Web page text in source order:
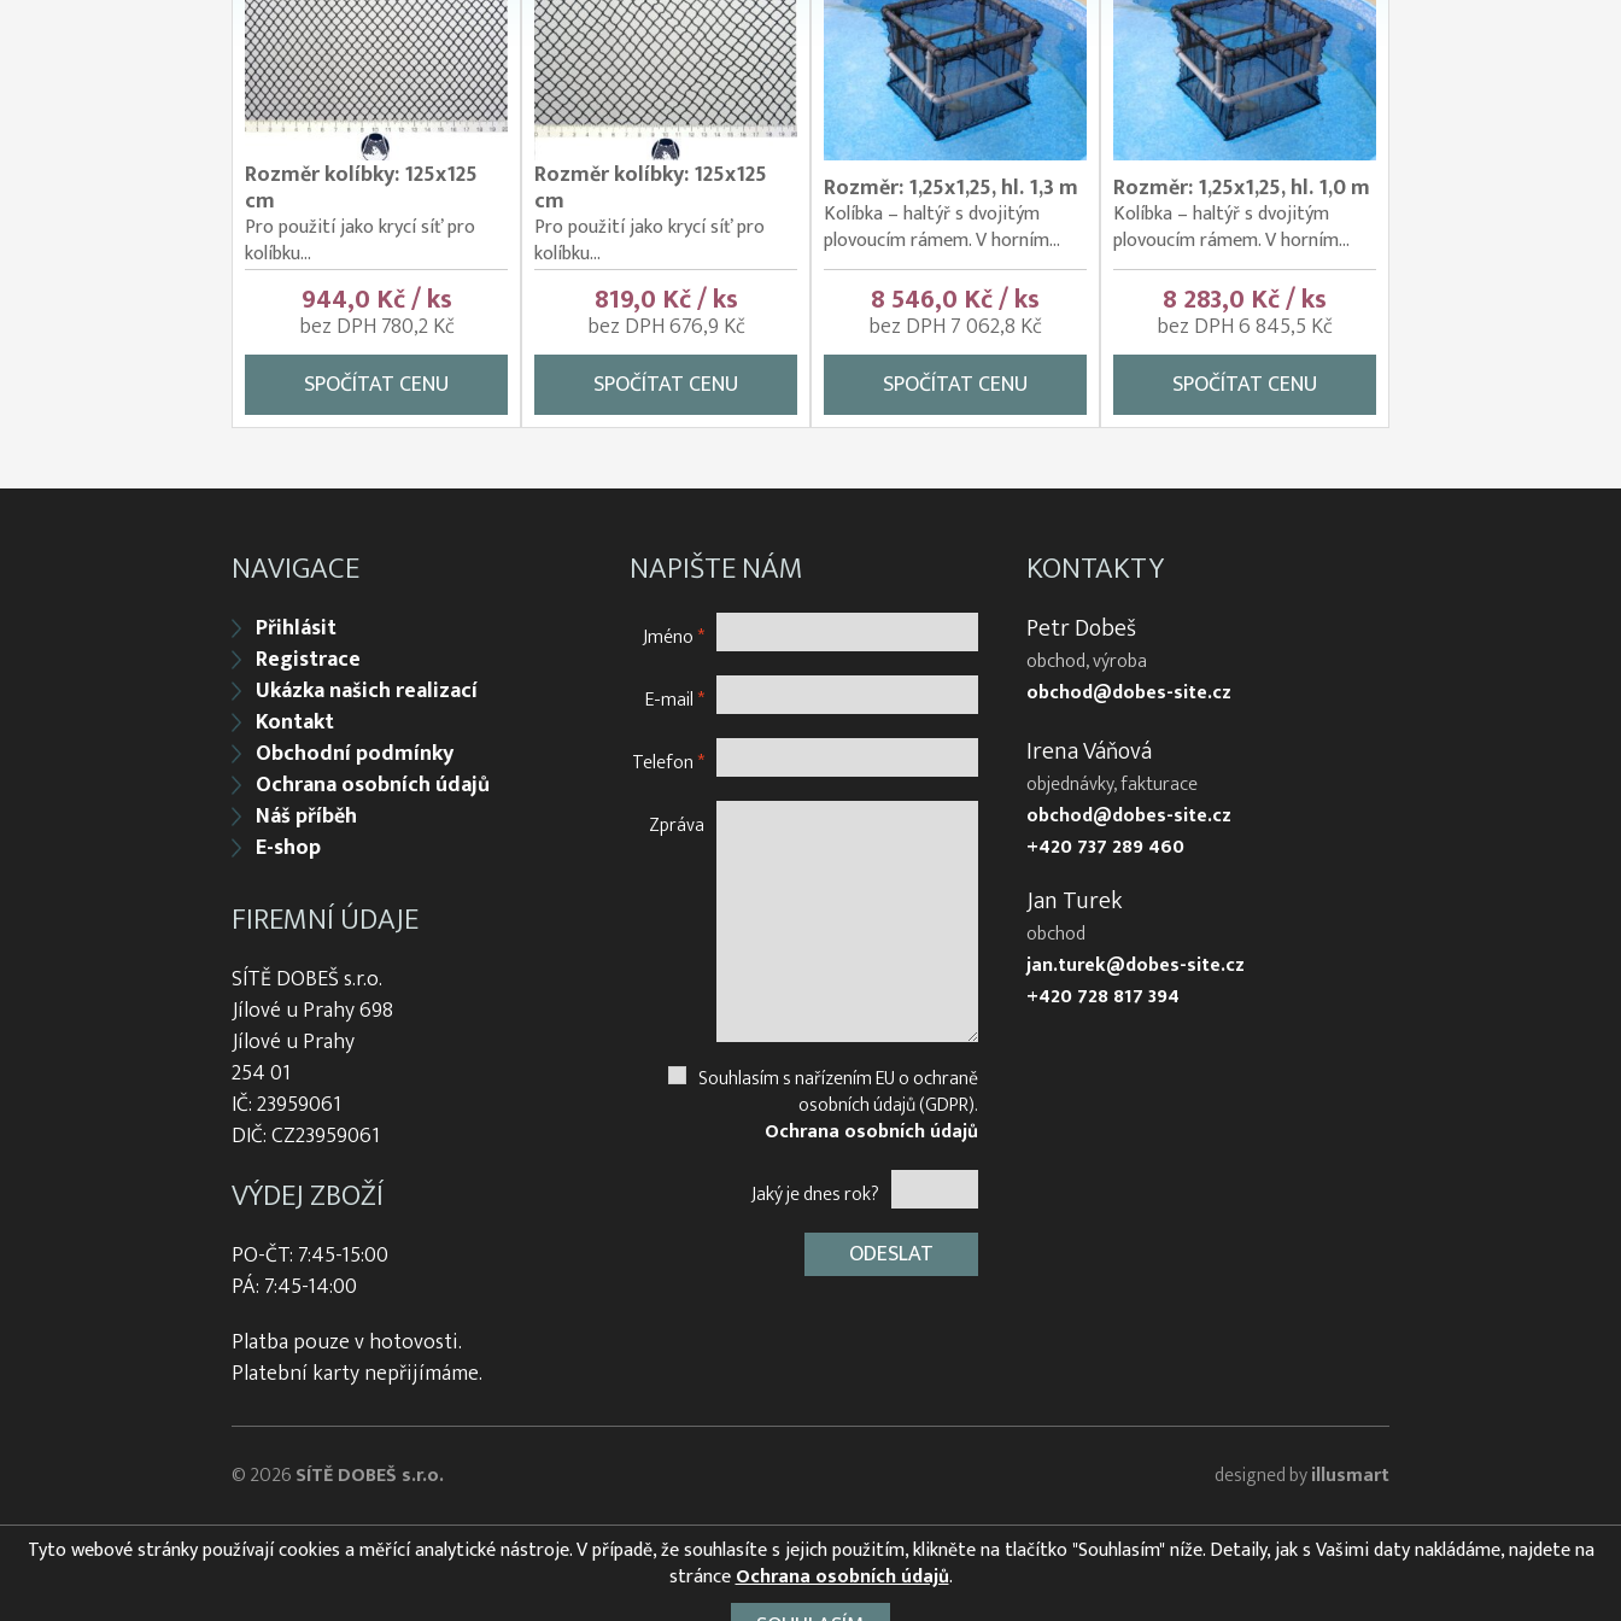
Rozměr kolíbky: 125x125
cm
Pro použití jako krycí síť pro
kolíbku...
944,0 Kč / ks
bez DPH 780,2 Kč
SPOČÍTAT CENU
Rozměr kolíbky: 125x125
cm
Pro použití jako krycí síť pro
kolíbku...
819,0 Kč / ks
bez DPH 676,9 Kč
SPOČÍTAT CENU
Rozměr: 1,25x1,25, hl. 1,3 m
Kolíbka – haltýř s dvojitým
plovoucím rámem. V horním...
8 546,0 Kč / ks
bez DPH 7 062,8 Kč
SPOČÍTAT CENU
Rozměr: 1,25x1,25, hl. 1,0 m
Kolíbka – haltýř s dvojitým
plovoucím rámem. V horním...
8 283,0 Kč / ks
bez DPH 6 845,5 Kč
SPOČÍTAT CENU
NAVIGACE
Přihlásit
Registrace
Ukázka našich realizací
Kontakt
Obchodní podmínky
Ochrana osobních údajů
Náš příběh
E-shop
FIREMNÍ ÚDAJE
SÍTĚ DOBEŠ s.r.o.
Jílové u Prahy 698
Jílové u Prahy
254 01
IČ: 23959061
DIČ: CZ23959061
VÝDEJ ZBOŽÍ
PO-ČT: 7:45-15:00
PÁ: 7:45-14:00
Platba pouze v hotovosti.
Platební karty nepřijímáme.
NAPIŠTE NÁM
Jméno*
E-mail*
Telefon*
Zpráva
Souhlasím s nařízením EU o ochraně
osobních údajů (GDPR).
Ochrana osobních údajů
Jaký je dnes rok?
KONTAKTY
Petr Dobeš
obchod, výroba
obchod@dobes-site.cz
Irena Váňová
objednávky, fakturace
obchod@dobes-site.cz
+420 737 289 460
Jan Turek
obchod
jan.turek@dobes-site.cz
+420 728 817 394
© 2026SÍTĚ DOBEŠ s.r.o. designed byillusmart
Tyto webové stránky používají cookies a měřící analytické nástroje. V případě, že souhlasíte s jejich použitím, klikněte na tlačítko "Souhlasím" níže. Detaily, jak s Vašimi daty nakládáme, najdete na
stránceOchrana osobních údajů.